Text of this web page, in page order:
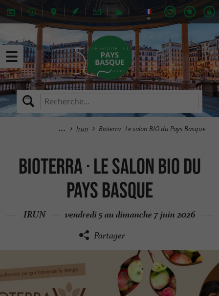
Irun Bioterra · Le salon BIO du Pays Basque
Bioterra · Le salon BIO du
Pays Basque
IRUN vendredi 5 au dimanche 7 juin 2026
Partager